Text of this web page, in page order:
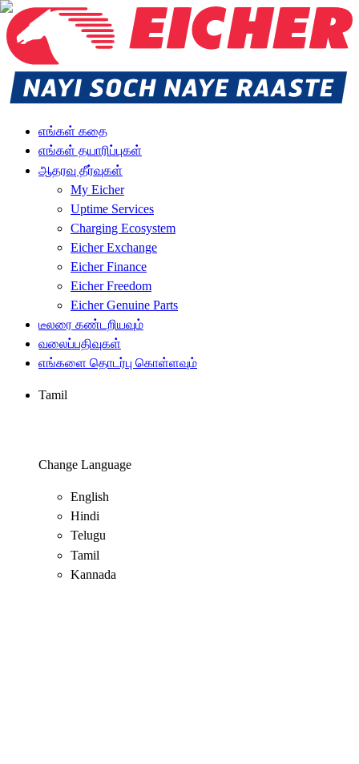
எங்கள் கதை
எங்கள் தயாரிப்புகள்
ஆதரவு தீர்வுகள்
My Eicher
Uptime Services
Charging Ecosystem
Eicher Exchange
Eicher Finance
Eicher Freedom
Eicher Genuine Parts
டீலரை கண்டறியவும்
வலைப்பதிவுகள்
எங்களை தொடர்பு கொள்ளவும்
Tamil
Change Language
English
Hindi
Telugu
Tamil
Kannada